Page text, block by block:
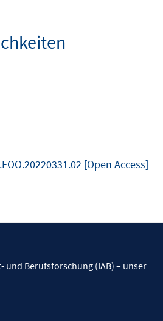
[Open Access]
Berufsforschung (IAB) – unser